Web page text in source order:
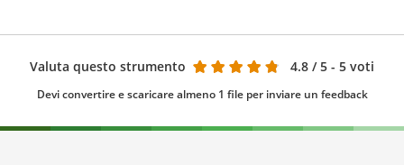
Valuta questo strumento 4.8 / 5 - 5 voti
Devi convertire e scaricare almeno 1 file per inviare un feedback